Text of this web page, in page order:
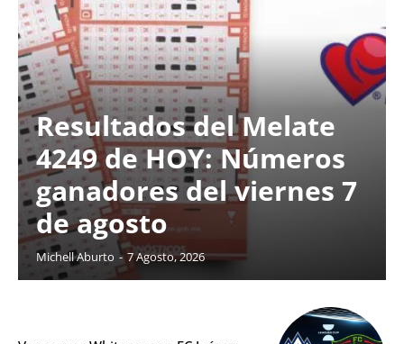
Resultados del Melate
4249 de HOY: Números
ganadores del viernes 7
de agosto
Michell Aburto - 7 Agosto, 2026